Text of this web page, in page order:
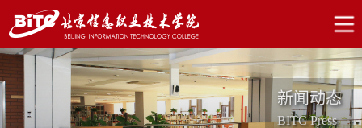
新闻动态
BITC Press